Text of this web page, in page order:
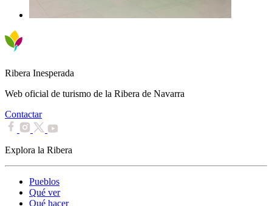
Ribera Inesperada
Web oficial de turismo de la Ribera de Navarra
Contactar
Explora la Ribera
Pueblos
Qué ver
Qué hacer